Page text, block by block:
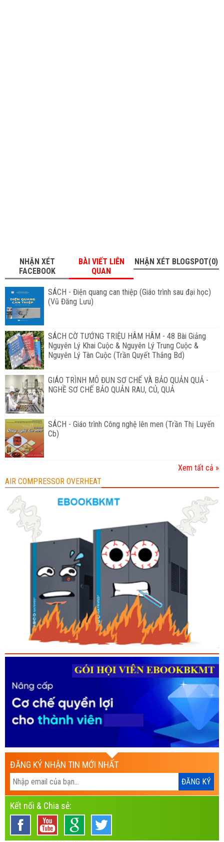
NHẬN XÉT
FACEBOOK
BÀI VIẾT LIÊN
QUAN
NHẬN XÉT BLOGSPOT(0)
SÁCH - Điện quang can thiệp (Giáo trình sau đại học)
(Vũ Đăng Lưu)
SÁCH CỜ TƯỚNG TRIỆU HÂM HÂM - 48 Bài Giảng
Nguyên Lý Khai Cuộc & Nguyên Lý Trung Cuộc &
Nguyên Lý Tàn Cuộc (Trần Quyết Thắng Bd)
GIÁO TRÌNH MÔ ĐUN SƠ CHẾ VÀ BẢO QUẢN QUẢ -
NGHỀ SƠ CHẾ BẢO QUẢN RAU, CỦ, QUẢ
SÁCH - Giáo trình Công nghệ lên men (Trần Thị Luyến
Cb)
Xem tất cả »
AIR COMPRESSOR OVERHEAT
ĐĂNG KÝ NHẬN TIN MỚI NHẤT
Kết nối & Chia sẻ: